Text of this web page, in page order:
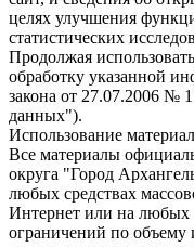
целях улучшения
статистических
Продолжая
обработку указанной
закона от 27.07.2006 №
данных").
Использование
Все материалы
округа "Город
любых средствах
Интернет или на любых
ограничений по